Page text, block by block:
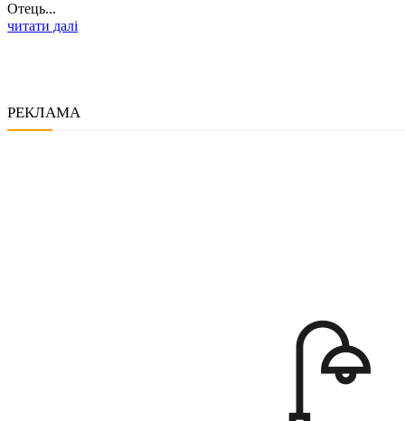
Отець...
читати далі
РЕКЛАМА